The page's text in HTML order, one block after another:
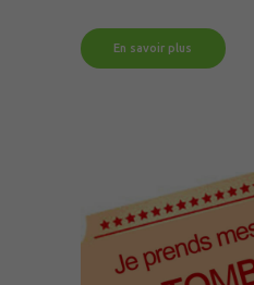
En savoir plus